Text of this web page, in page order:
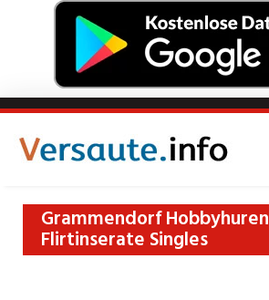
Skip
main
Grammendorf Hobbyhuren
Flirtinserate Singles